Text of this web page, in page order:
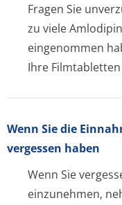
Fragen Sie
zu viele
eingenommen
Ihre
Wenn Sie die
vergessen haben
Wenn Sie
einzunehmen,